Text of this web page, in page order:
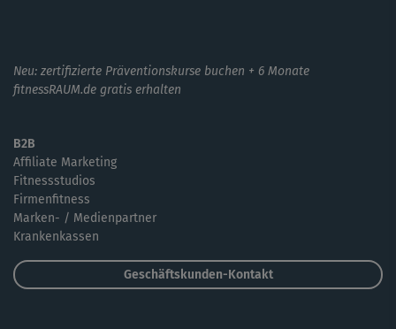
Neu: zertifizierte Präventionskurse buchen + 6 Monate
fitnessRAUM.de gratis erhalten
B2B
Affiliate Marketing
Fitnessstudios
Firmenfitness
Marken- / Medienpartner
Krankenkassen
Geschäftskunden-Kontakt